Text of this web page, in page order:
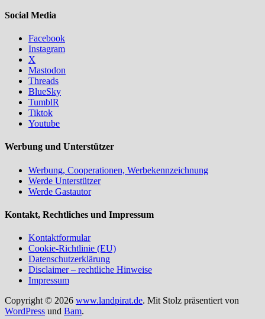
Social Media
Facebook
Instagram
X
Mastodon
Threads
BlueSky
TumblR
Tiktok
Youtube
Werbung und Unterstützer
Werbung, Cooperationen, Werbekennzeichnung
Werde Unterstützer
Werde Gastautor
Kontakt, Rechtliches und Impressum
Kontaktformular
Cookie-Richtlinie (EU)
Datenschutzerklärung
Disclaimer – rechtliche Hinweise
Impressum
Copyright © 2026 www.landpirat.de. Mit Stolz präsentiert von
WordPress und Bam.